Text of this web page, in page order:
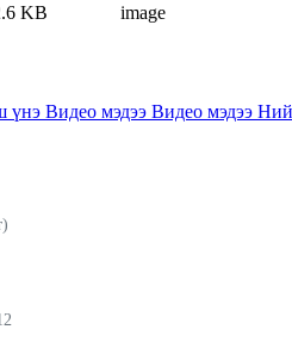
KB image
үнэ Видео мэдээ Видео мэдээ